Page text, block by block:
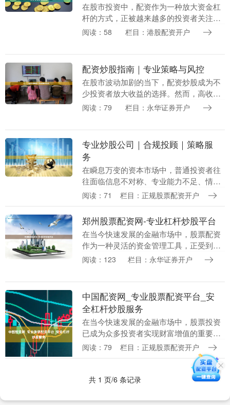
在股市投资中，配资作为一种放大资金杠
杆的方式，正被越来越多的投资者关注。
本文将从专业角度，为您详细解析配资炒
阅读：58 栏目：港股配资开户
配资炒股指南｜专业策略与风控
在股市波动加剧的当下，配资炒股成为不
少投资者放大收益的选择。然而，高收益
伴随高风险，如何合理运用杠杆、控制回
阅读：79 栏目：永华证券开户
专业炒股公司｜合规投顾｜策略服
务
在瞬息万变的资本市场中，普通投资者往
往面临信息不对称、专业能力不足、情绪
波动大等困境。如何突破个人局限股票配
家**专业炒股公....
阅读：71 栏目：正规股票配资开户
郑州股票配资网-专业杠杆炒股平台
在当今快速发展的金融市场中，股票配资
作为一种灵活的资金管理工具，正受到越
来越多投资者的关注。作为中原地区的经
阅读：123 栏目：永华证券开户
中国配资网_专业股票配资平台_安
全杠杆炒股服务
在当今快速发展的金融市场中，股票投资
已成为众多投资者实现财富增值的重要途
径。然而，资金不足往往成为制约投资者
抓住市场机遇的关键因素。中国配资网股
阅读：79 栏目：正规股票配资开户
共 1 页/6 条记录